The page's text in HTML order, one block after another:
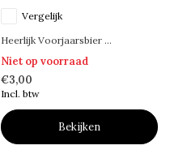
Vergelijk
Heerlijk Voorjaarsbier ...
Niet op voorraad
€3,00
Incl. btw
Bekijken